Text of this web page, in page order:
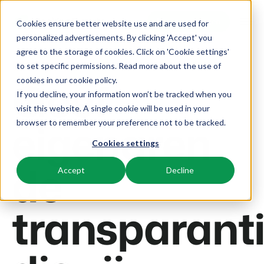
Cookies ensure better website use and are used for
personalized advertisements. By clicking 'Accept' you
agree to the storage of cookies. Click on 'Cookie settings'
to set specific permissions. Read more about the use of
cookies in our cookie policy.
If you decline, your information won’t be tracked when you
visit this website. A single cookie will be used in your
browser to remember your preference not to be tracked.
Cookies settings
Accept Decline
Demo aanvragen
Demo aanvragen
Platform
BEX PMS
Reserveringssysteem
Beheer alle back office processen.
Channel Management
Adverteer jouw aanbod op een mix van kanalen.
Boost directe boekingen via jouw website.
App Store
Integreer jouw favoriete apps en tools.
Oplossingen
Vakantieparken
Villa's, bungalows, chalets en boomhutten.
Hotels
Hotelkamers, appartementen, B&Bs en pensions.
Resorts
Ski-, spa-, duik- en golfresorts.
Kennis
BEX Educate | Pro
Blijven leren, blijven leiden in de recreatie.
BEX Educate | NextGen
Kennis en groei voor de recreatie-expert van de toekomst.
Prijzen
Klantverhalen
BEX Eigenaren portaal
Geef
eigenaren
de